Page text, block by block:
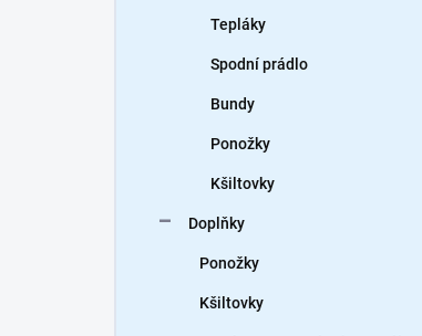
Tepláky
Spodní prádlo
Bundy
Ponožky
Kšiltovky
Doplňky
Ponožky
Kšiltovky